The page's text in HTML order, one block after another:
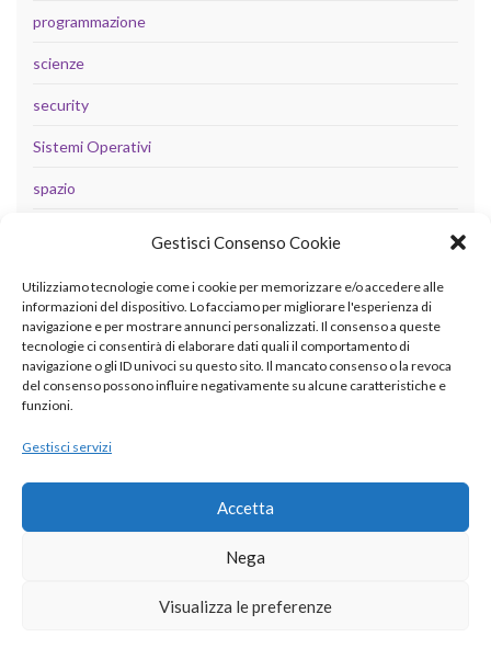
Gestisci Consenso Cookie
Utilizziamo tecnologie come i cookie per memorizzare e/o accedere alle
informazioni del dispositivo. Lo facciamo per migliorare l'esperienza di
navigazione e per mostrare annunci personalizzati. Il consenso a queste
tecnologie ci consentirà di elaborare dati quali il comportamento di
navigazione o gli ID univoci su questo sito. Il mancato consenso o la revoca
del consenso possono influire negativamente su alcune caratteristiche e
funzioni.
Gestisci servizi
Accetta
Nega
Visualizza le preferenze
programmazione
scienze
security
Sistemi Operativi
spazio
META
Accedi
Feed dei contenuti
Feed dei commenti